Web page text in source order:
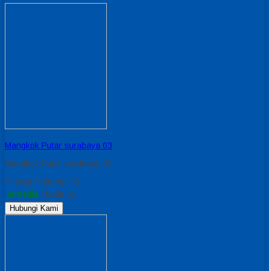
Mangkok Putar surabaya 03
Mangkok Putar surabaya 03
*Harga Hubungi CS
Tersedia / kode 52
Hubungi Kami